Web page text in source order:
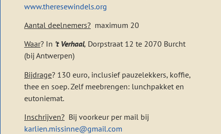
www.theresewindels.org
Aantal deelnemers? maximum 20
Waar? In ’t Verhaal, Dorpstraat 12 te 2070 Burcht
(bij Antwerpen)
Bijdrage? 130 euro, inclusief pauzelekkers, koffie,
thee en soep. Zelf meebrengen: lunchpakket en
eutoniemat.
Inschrijven? Bij voorkeur per mail bij
karlien.missinne@gmail.com